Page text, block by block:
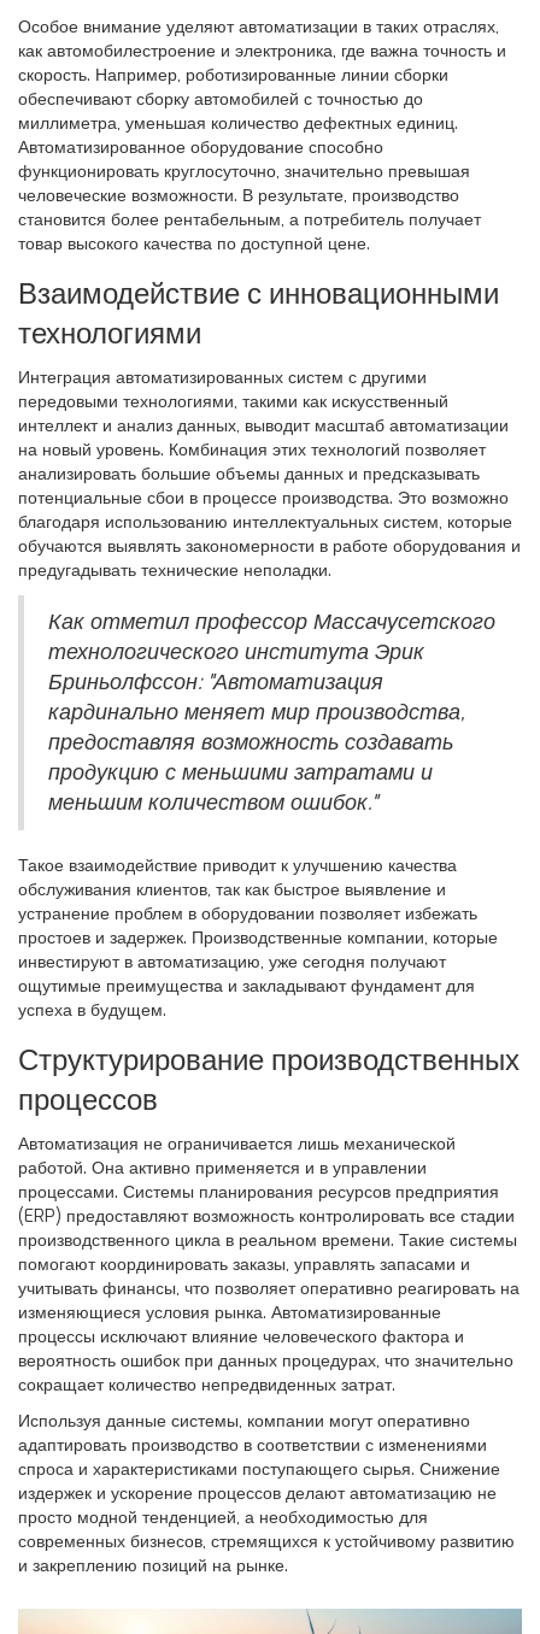
Особое внимание уделяют автоматизации в таких отраслях,
как автомобилестроение и электроника, где важна точность и
скорость. Например, роботизированные линии сборки
обеспечивают сборку автомобилей с точностью до
миллиметра, уменьшая количество дефектных единиц.
Автоматизированное оборудование способно
функционировать круглосуточно, значительно превышая
человеческие возможности. В результате, производство
становится более рентабельным, а потребитель получает
товар высокого качества по доступной цене.
Взаимодействие с инновационными
технологиями
Интеграция автоматизированных систем с другими
передовыми технологиями, такими как искусственный
интеллект и анализ данных, выводит масштаб автоматизации
на новый уровень. Комбинация этих технологий позволяет
анализировать большие объемы данных и предсказывать
потенциальные сбои в процессе производства. Это возможно
благодаря использованию интеллектуальных систем, которые
обучаются выявлять закономерности в работе оборудования и
предугадывать технические неполадки.
Как отметил профессор Массачусетского
технологического института Эрик
Бриньолфссон: "Автоматизация
кардинально меняет мир производства,
предоставляя возможность создавать
продукцию с меньшими затратами и
меньшим количеством ошибок."
Такое взаимодействие приводит к улучшению качества
обслуживания клиентов, так как быстрое выявление и
устранение проблем в оборудовании позволяет избежать
простоев и задержек. Производственные компании, которые
инвестируют в автоматизацию, уже сегодня получают
ощутимые преимущества и закладывают фундамент для
успеха в будущем.
Структурирование производственных
процессов
Автоматизация не ограничивается лишь механической
работой. Она активно применяется и в управлении
процессами. Системы планирования ресурсов предприятия
(ERP) предоставляют возможность контролировать все стадии
производственного цикла в реальном времени. Такие системы
помогают координировать заказы, управлять запасами и
учитывать финансы, что позволяет оперативно реагировать на
изменяющиеся условия рынка. Автоматизированные
процессы исключают влияние человеческого фактора и
вероятность ошибок при данных процедурах, что значительно
сокращает количество непредвиденных затрат.
Используя данные системы, компании могут оперативно
адаптировать производство в соответствии с изменениями
спроса и характеристиками поступающего сырья. Снижение
издержек и ускорение процессов делают автоматизацию не
просто модной тенденцией, а необходимостью для
современных бизнесов, стремящихся к устойчивому развитию
и закреплению позиций на рынке.